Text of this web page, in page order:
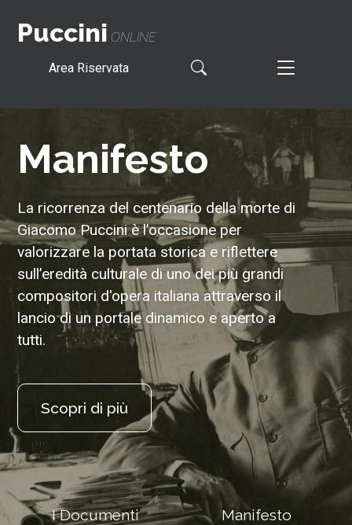
Puccini ONLINE
Area Riservata
Manifesto
La ricorrenza del centenario della morte di
Giacomo Puccini è l’occasione per
valorizzare la portata storica e riflettere
sull’eredità culturale di uno dei più grandi
compositori d'opera italiana attraverso il
lancio di un portale dinamico e aperto a
tutti.
Scopri di più
I Documenti Manifesto